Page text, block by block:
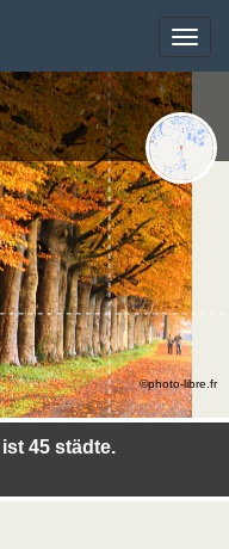
Toggle
45 städte.
©photo-libre.fr
Toggle